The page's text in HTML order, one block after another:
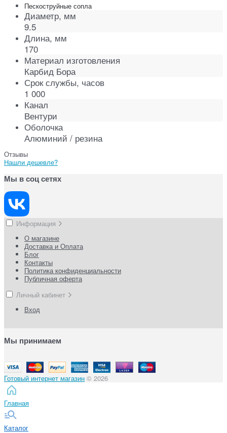
Пескоструйные сопла
Диаметр, мм
9.5
Длина, мм
170
Материал изготовления
Карбид Бора
Срок службы, часов
1 000
Канал
Вентури
Оболочка
Алюминий / резина
Отзывы
Нашли дешевле?
Мы в соц сетях
Информация
О магазине
Доставка и Оплата
Блог
Контакты
Политика конфиденциальности
Публичная оферта
Личный кабинет
Вход
Мы принимаем
Готовый интернет магазин © 2026
Главная
Каталог